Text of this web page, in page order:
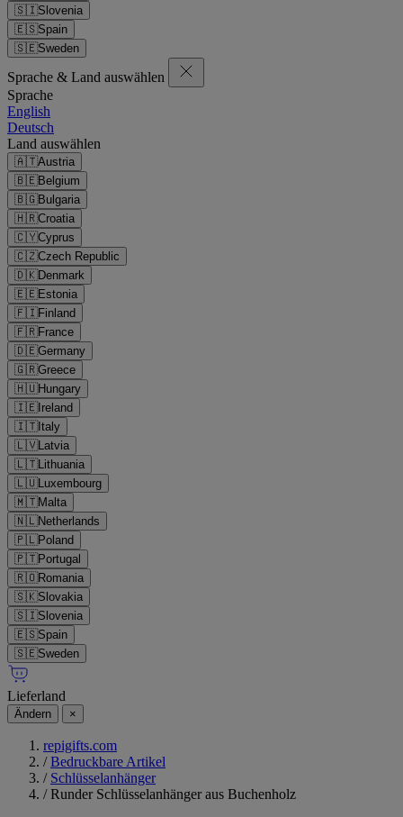
🇸🇮Slovenia
🇪🇸Spain
🇸🇪Sweden
Sprache & Land auswählen
Sprache
English
Deutsch
Land auswählen
🇦🇹Austria
🇧🇪Belgium
🇧🇬Bulgaria
🇭🇷Croatia
🇨🇾Cyprus
🇨🇿Czech Republic
🇩🇰Denmark
🇪🇪Estonia
🇫🇮Finland
🇫🇷France
🇩🇪Germany
🇬🇷Greece
🇭🇺Hungary
🇮🇪Ireland
🇮🇹Italy
🇱🇻Latvia
🇱🇹Lithuania
🇱🇺Luxembourg
🇲🇹Malta
🇳🇱Netherlands
🇵🇱Poland
🇵🇹Portugal
🇷🇴Romania
🇸🇰Slovakia
🇸🇮Slovenia
🇪🇸Spain
🇸🇪Sweden
Lieferland
Ändern ×
repigifts.com
/ Bedruckbare Artikel
/ Schlüsselanhänger
/ Runder Schlüsselanhänger aus Buchenholz